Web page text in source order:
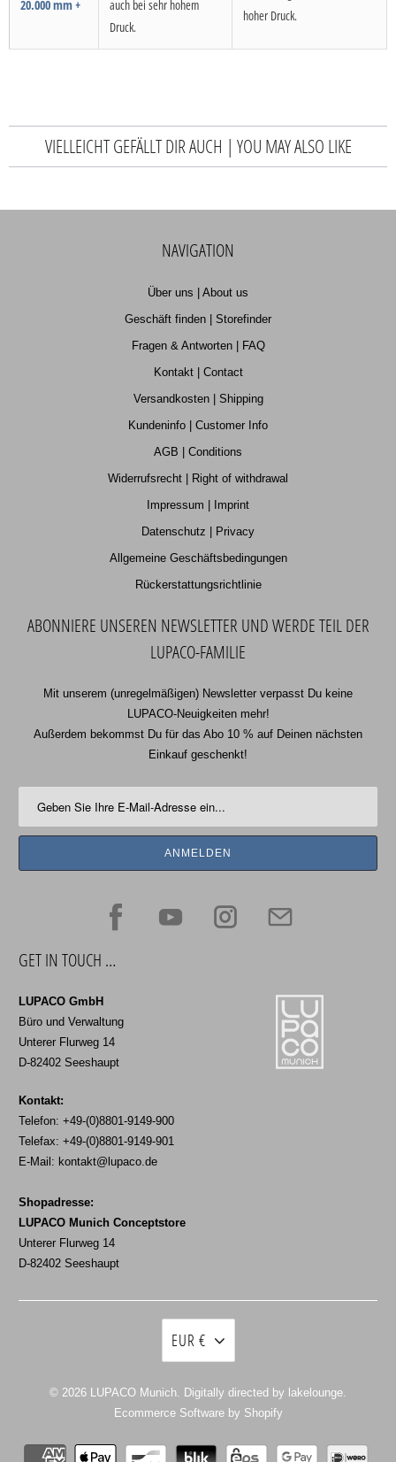
20.000 mm +
auch bei sehr hohem
Druck.
hoher Druck.
VIELLEICHT GEFÄLLT DIR AUCH | YOU MAY ALSO LIKE
NAVIGATION
Über uns | About us
Geschäft finden | Storefinder
Fragen & Antworten | FAQ
Kontakt | Contact
Versandkosten | Shipping
Kundeninfo | Customer Info
AGB | Conditions
Widerrufsrecht | Right of withdrawal
Impressum | Imprint
Datenschutz | Privacy
Allgemeine Geschäftsbedingungen
Rückerstattungsrichtlinie
ABONNIERE UNSEREN NEWSLETTER UND WERDE TEIL DER
LUPACO-FAMILIE
Mit unserem (unregelmäßigen) Newsletter verpasst Du keine
LUPACO-Neuigkeiten mehr!
Außerdem bekommst Du für das Abo 10 % auf Deinen nächsten
Einkauf geschenkt!
GET IN TOUCH …
LUPACO GmbH
Büro und Verwaltung
Unterer Flurweg 14
D-82402 Seeshaupt
Kontakt:
Telefon: +49-(0)8801-9149-900
Telefax: +49-(0)8801-9149-901
E-Mail: kontakt@lupaco.de
Shopadresse:
LUPACO Munich Conceptstore
Unterer Flurweg 14
D-82402 Seeshaupt
EUR €
© 2026 LUPACO Munich . Digitally directed by lakelounge.
Ecommerce Software by Shopify